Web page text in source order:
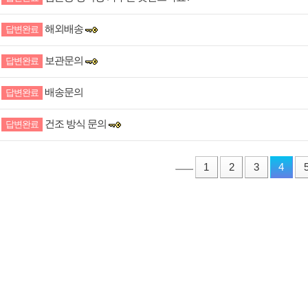
답변완료 해외배송
답변완료 보관문의
답변완료 배송문의
답변완료 건조 방식 문의
1 2 3 4